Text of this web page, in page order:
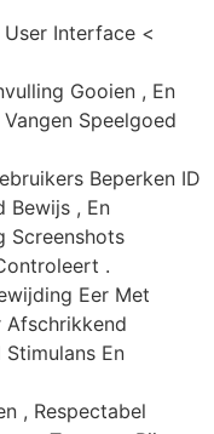
Interface <
Gooien , En
Speelgoed
Beperken ID
Bewijs , En
Screenshots
.
Eer Met
Afschrikkend
En
, Respectabel